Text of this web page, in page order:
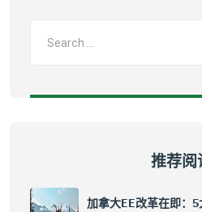
推荐阅
加拿大EE改革在即：